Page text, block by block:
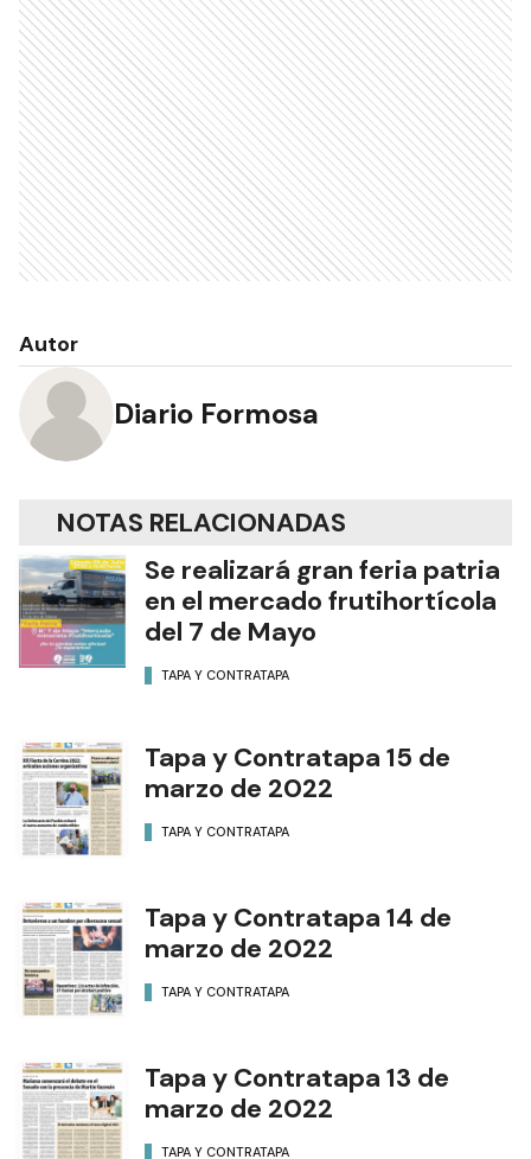
Autor
Diario Formosa
NOTAS RELACIONADAS
Se realizará gran feria patria
en el mercado frutihortícola
del 7 de Mayo
TAPA Y CONTRATAPA
Tapa y Contratapa 15 de
marzo de 2022
TAPA Y CONTRATAPA
Tapa y Contratapa 14 de
marzo de 2022
TAPA Y CONTRATAPA
Tapa y Contratapa 13 de
marzo de 2022
TAPA Y CONTRATAPA